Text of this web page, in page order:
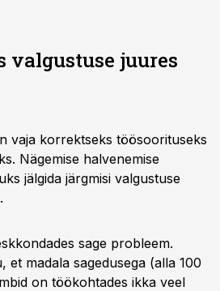
valgustuse juures
vaja korrektseks töösoorituseks
Nägemise halvenemise
jälgida järgmisi valgustuse
sage probleem.
et madala sagedusega (alla 100
on töökohtades ikka veel